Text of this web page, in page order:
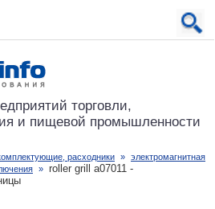
торговли,
и пищевой промышленности
расходники » электромагнитная
» roller grill a07011 -